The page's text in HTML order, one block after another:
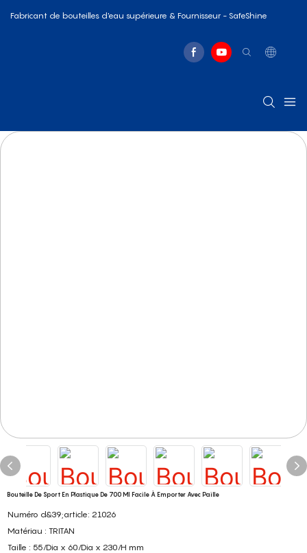
Fabricant de bouteilles d'eau supérieure & Fournisseur - SafeShine
Bouteille De Sport En Plastique De 700 Ml Facile À Emporter Avec Paille
Numéro d&39;article: 21026
Matériau : TRITAN
Taille : 55/Dia x 60/Dia x 230/H mm